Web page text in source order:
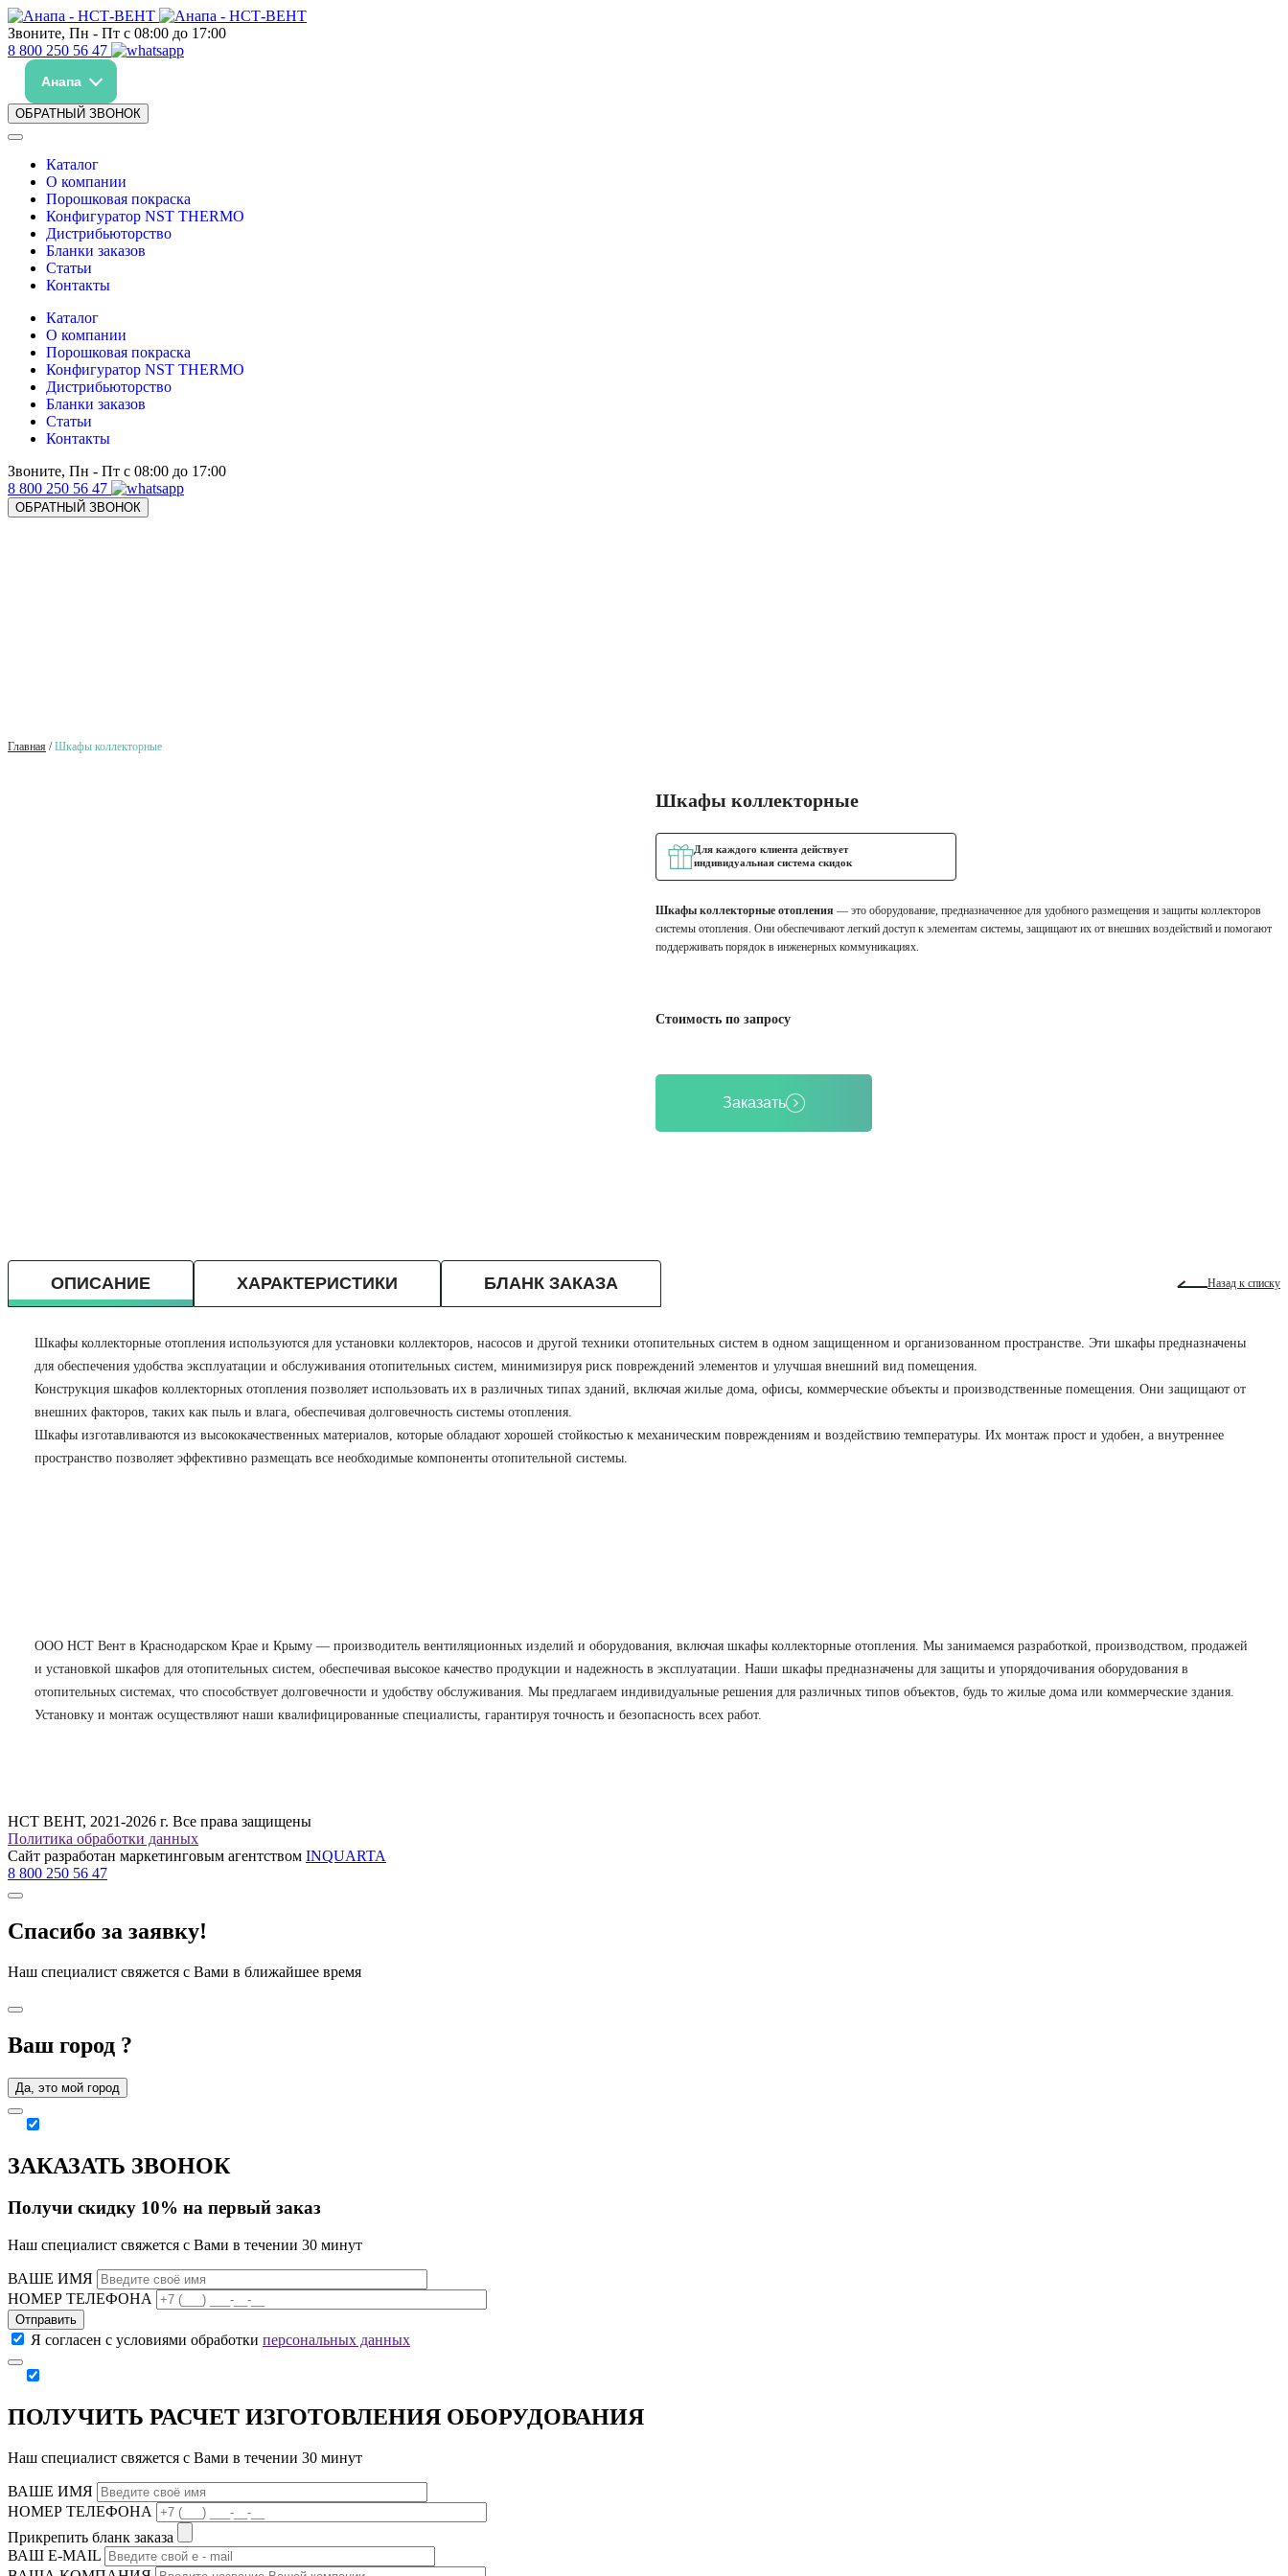
Звоните, Пн - Пт с 08:00 до 17:00
8 800 250 56 47
Анапа
ОБРАТНЫЙ ЗВОНОК
Каталог
О компании
Порошковая покраска
Конфигуратор NST THERMO
Дистрибьюторство
Бланки заказов
Статьи
Контакты
Каталог
О компании
Порошковая покраска
Конфигуратор NST THERMO
Дистрибьюторство
Бланки заказов
Статьи
Контакты
Звоните, Пн - Пт с 08:00 до 17:00
8 800 250 56 47
ОБРАТНЫЙ ЗВОНОК
Главная /Шкафы коллекторные
Шкафы коллекторные
Для каждого клиента действует
индивидуальная система скидок
Шкафы коллекторные отопления — это оборудование, предназначенное для удобного размещения и защиты коллекторов
системы отопления. Они обеспечивают легкий доступ к элементам системы, защищают их от внешних воздействий и помогают
поддерживать порядок в инженерных коммуникациях.
Стоимость по запросу
Заказать
ОПИСАНИЕ ХАРАКТЕРИСТИКИ БЛАНК ЗАКАЗА Назад к списку
Шкафы коллекторные отопления используются для установки коллекторов, насосов и другой техники отопительных систем в одном защищенном и организованном пространстве. Эти шкафы предназначены
для обеспечения удобства эксплуатации и обслуживания отопительных систем, минимизируя риск повреждений элементов и улучшая внешний вид помещения.
Конструкция шкафов коллекторных отопления позволяет использовать их в различных типах зданий, включая жилые дома, офисы, коммерческие объекты и производственные помещения. Они защищают от
внешних факторов, таких как пыль и влага, обеспечивая долговечность системы отопления.
Шкафы изготавливаются из высококачественных материалов, которые обладают хорошей стойкостью к механическим повреждениям и воздействию температуры. Их монтаж прост и удобен, а внутреннее
пространство позволяет эффективно размещать все необходимые компоненты отопительной системы.
ООО НСТ Вент в Краснодарском Крае и Крыму — производитель вентиляционных изделий и оборудования, включая шкафы коллекторные отопления. Мы занимаемся разработкой, производством, продажей
и установкой шкафов для отопительных систем, обеспечивая высокое качество продукции и надежность в эксплуатации. Наши шкафы предназначены для защиты и упорядочивания оборудования в
отопительных системах, что способствует долговечности и удобству обслуживания. Мы предлагаем индивидуальные решения для различных типов объектов, будь то жилые дома или коммерческие здания.
Установку и монтаж осуществляют наши квалифицированные специалисты, гарантируя точность и безопасность всех работ.
НСТ ВЕНТ, 2021-2026 г. Все права защищены
Политика обработки данных
Сайт разработан маркетинговым агентством INQUARTA
8 800 250 56 47
Спасибо за заявку!
Наш специалист свяжется с Вами в ближайшее время
Ваш город ?
Да, это мой город
ЗАКАЗАТЬ ЗВОНОК
Получи скидку 10% на первый заказ
Наш специалист свяжется с Вами в течении 30 минут
ВАШЕ ИМЯ
НОМЕР ТЕЛЕФОНА
Отправить
Я согласен с условиями обработки персональных данных
ПОЛУЧИТЬ РАСЧЕТ ИЗГОТОВЛЕНИЯ ОБОРУДОВАНИЯ
Наш специалист свяжется с Вами в течении 30 минут
ВАШЕ ИМЯ
НОМЕР ТЕЛЕФОНА
Прикрепить бланк заказа
ВАШ Е-МAIL